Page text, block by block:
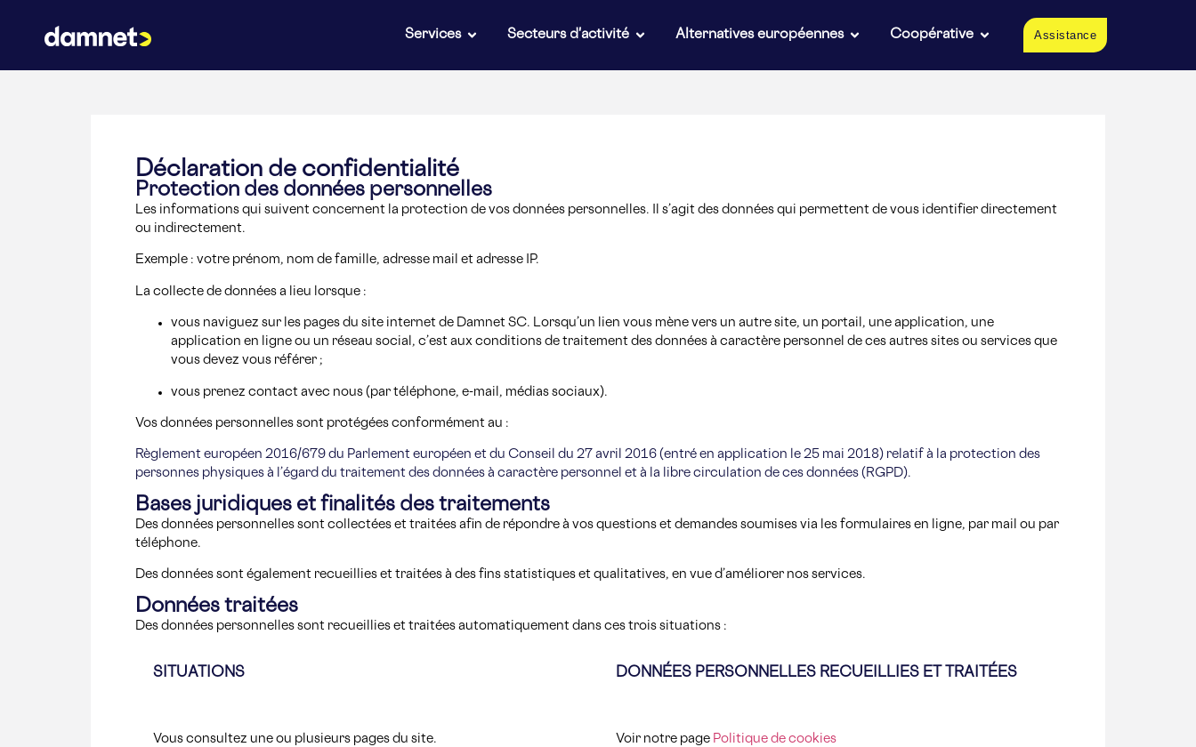
Services Secteurs d'activité Alternatives européennes Coopérative Assistance
Déclaration de confidentialité
Protection des données personnelles
Les informations qui suivent concernent la protection de vos données personnelles. Il s’agit des données qui permettent de vous identifier directement
ou indirectement.
Exemple : votre prénom, nom de famille, adresse mail et adresse IP.
La collecte de données a lieu lorsque :
vous naviguez sur les pages du site internet de Damnet SC. Lorsqu’un lien vous mène vers un autre site, un portail, une application, une
application en ligne ou un réseau social, c’est aux conditions de traitement des données à caractère personnel de ces autres sites ou services que
vous devez vous référer ;
vous prenez contact avec nous (par téléphone, e-mail, médias sociaux).
Vos données personnelles sont protégées conformément au :
Règlement européen 2016/679 du Parlement européen et du Conseil du 27 avril 2016 (entré en application le 25 mai 2018) relatif à la protection des
personnes physiques à l’égard du traitement des données à caractère personnel et à la libre circulation de ces données (RGPD).
Bases juridiques et finalités des traitements
Des données personnelles sont collectées et traitées afin de répondre à vos questions et demandes soumises via les formulaires en ligne, par mail ou par
téléphone.
Des données sont également recueillies et traitées à des fins statistiques et qualitatives, en vue d’améliorer nos services.
Données traitées
Des données personnelles sont recueillies et traitées automatiquement dans ces trois situations :
SITUATIONS DONNÉES PERSONNELLES RECUEILLIES ET TRAITÉES
Vous consultez une ou plusieurs pages du site. Voir notre page Politique de cookies